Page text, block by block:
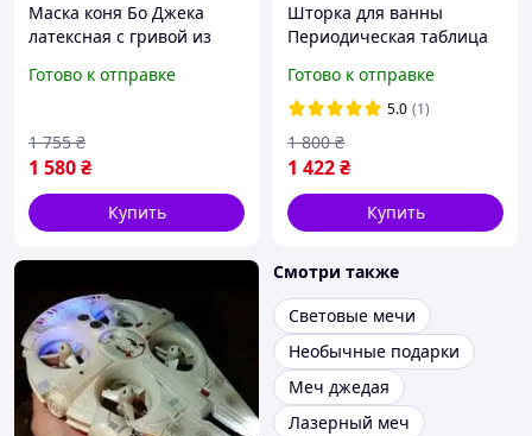
Маска коня Бо Джека
латексная с гривой из
Готово к отправке
1 580₴
1 755 ₴
Купить
Шторка для ванны
Периодическая таблица
Теория Большого Взрыва
Готово к отправке
5.0 (1)
1 422₴
1 800 ₴
Купить
Смотри также
Световые мечи
Необычные подарки
Меч джедая
Лазерный меч